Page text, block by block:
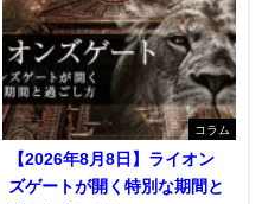
コラム
【2026年8月8日】ライオン
ズゲートが開く特別な期間と